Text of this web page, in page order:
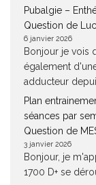
Pubalgie –
Question de Luc
6 janvier 2026
Bonjour je vois
également
adducteur
Plan
séances par
Question de
3 janvier 2026
Bonjour, je
1700 D+ se